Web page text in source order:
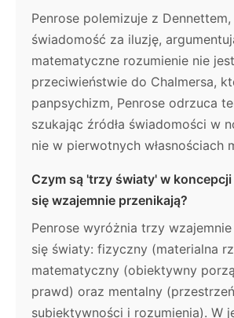
Penrose polemizuje z
świadomość za iluzję,
matematyczne rozumienie nie
przeciwieństwie do Chalmersa,
panpsychizm, Penrose odrzuca
szukając źródła świadomości w
nie w pierwotnych własnościach
Czym są 'trzy światy' w koncepcji
się wzajemnie przenikają?
Penrose wyróżnia trzy
się światy: fizyczny (materialna
matematyczny (obiektywny
prawd) oraz mentalny (przestrzeń
subiektywności i rozumienia). W